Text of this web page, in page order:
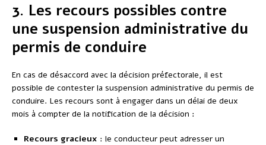
3. Les recours possibles contre
une suspension administrative du
permis de conduire
En cas de désaccord avec la décision préfectorale, il est
possible de contester la suspension administrative du permis de
conduire. Les recours sont à engager dans un délai de deux
mois à compter de la notification de la décision :
Recours gracieux : le conducteur peut adresser un